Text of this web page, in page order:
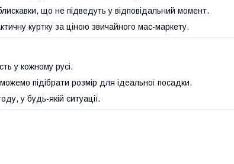
що не підведуть у відповідальний момент.
куртку за ціною звичайного мас-маркету.
у кожному русі.
підібрати розмір для ідеальної посадки.
у будь-якій ситуації.